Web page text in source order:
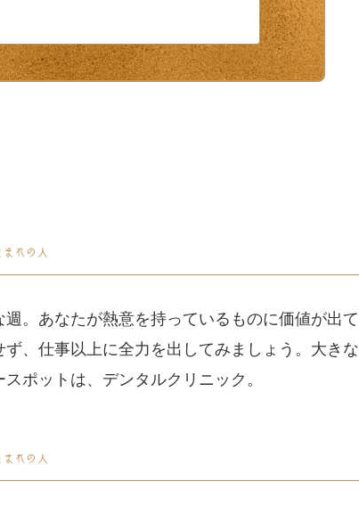
。あなたが熱意を持っているものに価値が出て
、仕事以上に全力を出してみましょう。大きな
ポットは、デンタルクリニック。